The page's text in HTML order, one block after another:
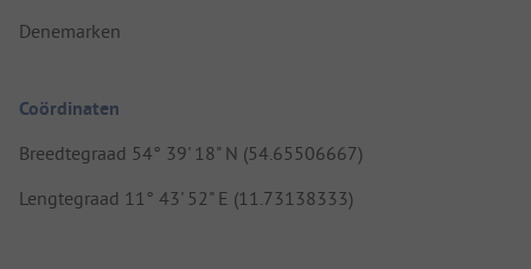
Denemarken
Coördinaten
Breedtegraad 54° 39' 18" N (54.65506667)
Lengtegraad 11° 43' 52" E (11.73138333)